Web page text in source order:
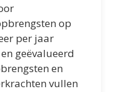
op
per jaar
geëvalueerd
en
vullen